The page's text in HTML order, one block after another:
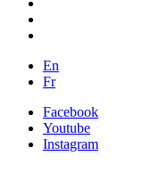
En
Fr
Facebook
Youtube
Instagram